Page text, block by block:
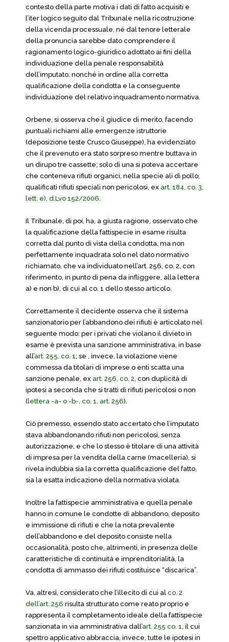
contesto della parte motiva i dati di fatto acquisiti e
l’iter logico seguito dal Tribunale nella ricostruzione
della vicenda processuale, né dal tenore letterale
della pronuncia sarebbe dato comprendere il
ragionamento logico-giuridico adottato ai fini della
individuazione della penale responsabilità
dell’imputato, nonché in ordine alla corretta
qualificazione della condotta e la conseguente
individuazione del relativo inquadramento normativa.
Orbene, si osserva che il giudice di merito, facendo
puntuali richiami alle emergenze istruttorie
(deposizione teste Crusco Giuseppe), ha evidenziato
che il prevenuto era stato sorpreso mentre buttava in
un dirupo tre cassette; solo di una si poteva accertare
che conteneva rifiuti organici, nella specie ali di pollo,
qualificati rifiuti speciali non pericolosi, ex art. 184, co. 3,
lett. e), d.Lvo 152/2006.
Il Tribunale, di poi, ha, a giusta ragione, osservato che
la qualificazione della fattispecie in esame risulta
corretta dal punto di vista della condotta, ma non
perfettamente inquadrata solo nel dato normativo
richiamato, che va individuato nell’art. 256, co. 2, con
riferimento, in punto di pena da infliggere, alla lettera
a) e non b), di cui al co. 1 dello stesso articolo.
Correttamente il decidente osserva che il sistema
sanzionatorio per l’abbandono dei rifiuti è articolato nel
seguente modo: per i privati che violano il divieto in
esame è prevista una sanzione amministrativa, in base
all’art. 255, co. 1; se , invece, la violazione viene
commessa da titolari di imprese o enti scatta una
sanzione penale, ex art. 256, co. 2, con duplicità di
ipotesi a seconda che si tratti di rifiuti pericolosi o non
(lettera -a- o -b-, co. 1, art. 256).
Ciò premesso, essendo stato accertato che l’imputato
stava abbandonando rifiuti non pericolosi, senza
autorizzazione, e che lo stesso è titolare di una attività
di impresa per la vendita della carne (macelleria), si
rivela indubbia sia la corretta qualificazione del fatto,
sia la esatta indicazione della normativa violata.
Inoltre la fattispecie amministrativa e quella penale
hanno in comune le condotte di abbandono, deposito
e immissione di rifiuti e che la nota prevalente
dell’abbandono e del deposito consiste nella
occasionalità, posto che, altrimenti, in presenza delle
caratteristiche di continuità e imprenditorialità, la
condotta di ammasso dei rifiuti costituisce “discarica”.
Va, altresì, considerato che l’illecito di cui al co. 2
dell’art. 256 risulta strutturato come reato proprio e
rappresenta il completamento ideale della fattispecie
sanzionata in via amministrativa dall’art. 255 co. 1, il cui
spettro applicativo abbraccia, invece, tutte le ipotesi in